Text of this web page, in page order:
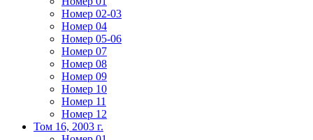
Номер 02-03
Номер 04
Номер 05-06
Номер 07
Номер 08
Номер 09
Номер 10
Номер 11
Номер 12
Том 16, 2003 г.